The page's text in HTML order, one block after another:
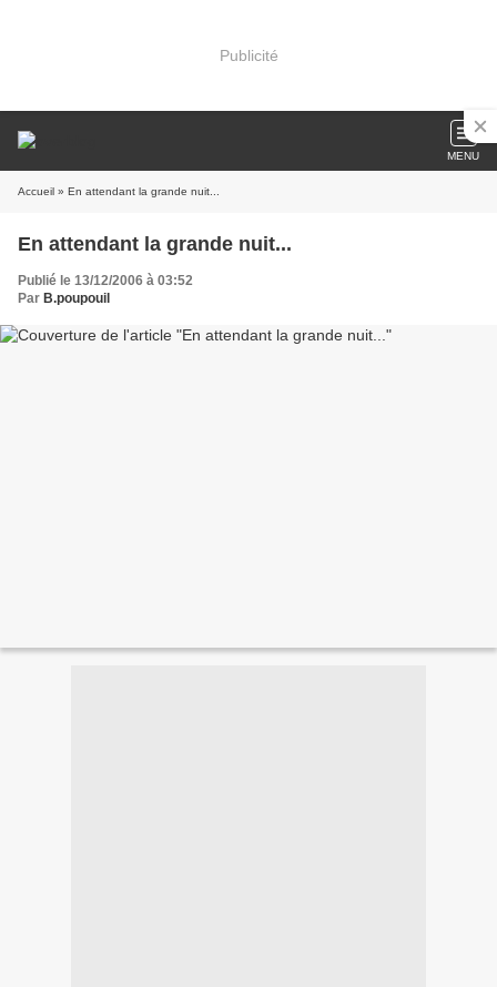
Publicité
MENU
Accueil » En attendant la grande nuit...
En attendant la grande nuit...
Publié le 13/12/2006 à 03:52
Par B.poupouil